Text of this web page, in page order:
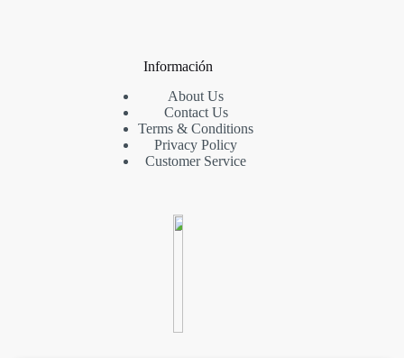
Información
About Us
Contact Us
Terms & Conditions
Privacy Policy
Customer Service